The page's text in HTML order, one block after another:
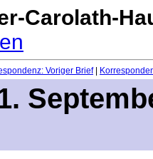
Carolath-
Voriger Brief|